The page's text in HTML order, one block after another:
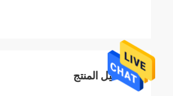
تفاصيل المنتج